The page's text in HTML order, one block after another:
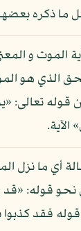
ما ذكره
الموت و
الذي هو
تعالى:
أي ما نزل
نحو قوله:
النساء: 170، «و قوله